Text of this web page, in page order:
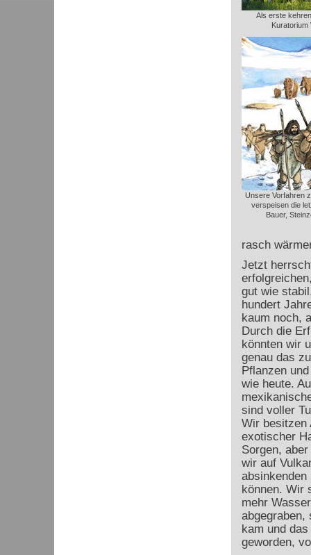
Als erste
Kuratorium
Unsere Vorfahren
verspeisen die
Bauer,
rasch
Jetzt
gut wie
hundert
kaum noch,
Durch die
könnten wir
genau das
Pflanzen
wie heute.
sind voller
Wir besitzen
exotischer
Sorgen,
wir auf
absinkenden
können. Wir
mehr
abgegraben,
kam und
geworden,